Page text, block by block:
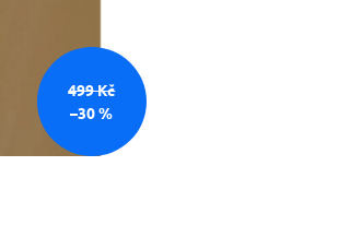
499 Kč
–30 %